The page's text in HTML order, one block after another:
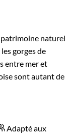
patrimoine naturel
gorges de
entre mer et
sont autant de
Adapté aux